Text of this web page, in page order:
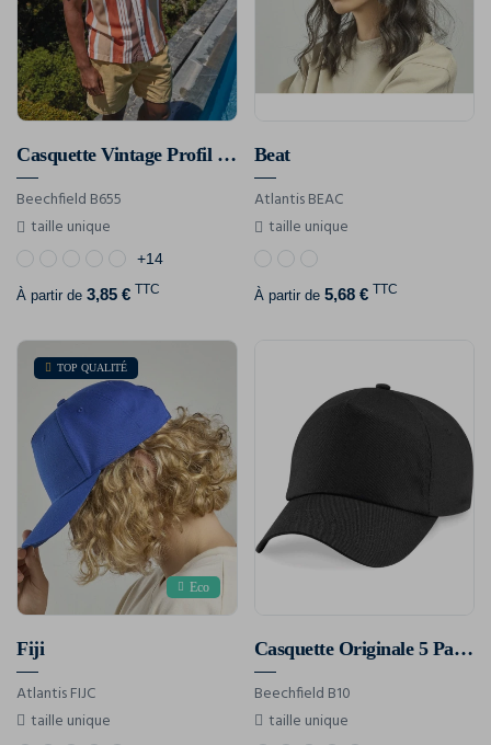
Casquette Vintage Profil Bas
Beechfield B655
taille unique
+14
À partir de 3,85 € TTC
Beat
Atlantis BEAC
taille unique
À partir de 5,68 € TTC
TOP QUALITÉ
Eco
Fiji
Atlantis FIJC
taille unique
Casquette Originale 5 Panneaux
Beechfield B10
taille unique